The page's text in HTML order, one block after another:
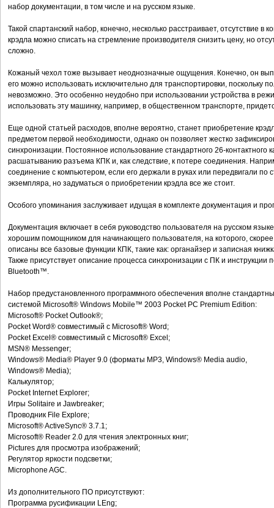
набор документации, в том числе и на русском языке.
Такой спартанский набор, конечно, несколько расстраивает, отсутствие в
крэдла можно списать на стремление производителя снизить цену, но
сложно.
Кожаный чехол тоже вызывает неоднозначные ощущения. Конечно, он
его можно использовать исключительно для транспортировки, поскольку
невозможно. Это особенно неудобно при использовании устройства в
использовать эту машинку, например, в общественном транспорте,
Еще одной статьей расходов, вполне вероятно, станет приобретение
предметом первой необходимости, однако он позволяет жестко
синхронизации. Постоянное использование стандартного 26-контактного
расшатыванию разъема КПК и, как следствие, к потере соединения.
соединение с компьютером, если его держали в руках или передвигали по
экземпляра, но задуматься о приобретении крэдла все же стоит.
Особого упоминания заслуживает идущая в комплекте документация и
Документация включает в себя руководство пользователя на русском
хорошим помощником для начинающего пользователя, на которого,
описаны все базовые функции КПК, такие как: органайзер и записная
Также присутствует описание процесса синхронизации с ПК и инструкции
Bluetooth™.
Набор предустановленного программного обеспечения вполне
системой Microsoft® Windows Mobile™ 2003 Pocket PC Premium Edition:
Microsoft® Pocket Outlook®;
Pocket Word® совместимый с Microsoft® Word;
Pocket Excel® совместимый с Microsoft® Excel;
MSN® Messenger;
Windows® Media® Player 9.0 (форматы MP3, Windows® Media audio,
Windows® Media);
Калькулятор;
Pocket Internet Explorer;
Игры Solitaire и Jawbreaker;
Проводник File Explore;
Microsoft® ActiveSync® 3.7.1;
Microsoft® Reader 2.0 для чтения электронных книг;
Pictures для просмотра изображений;
Регулятор яркости подсветки;
Microphone AGC.
Из дополнительного ПО присутствуют:
Программа русификации LEng;